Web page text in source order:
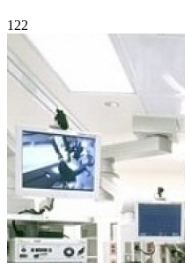
122